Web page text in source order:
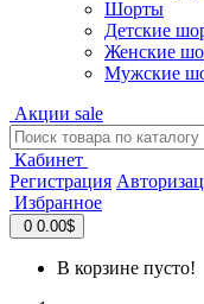
Шорты
Детские
Женские
Мужские
Акции sale
Кабинет
Регистрация
Избранное
0 0.00$
В корзине пусто!